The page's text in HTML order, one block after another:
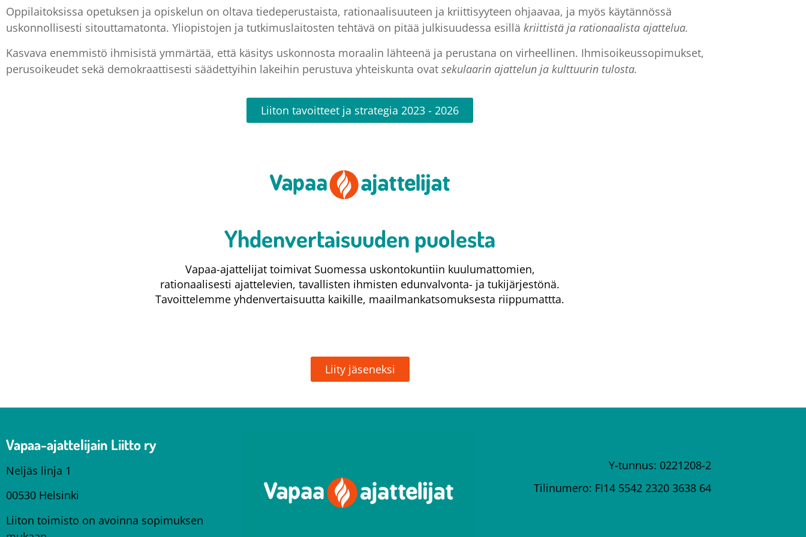
Oppilaitoksissa opetuksen ja opiskelun on oltava tiedeperustaista, rationaalisuuteen ja kriittisyyteen ohjaavaa, ja myös käytännössä
uskonnollisesti sitouttamatonta. Yliopistojen ja tutkimuslaitosten tehtävä on pitää julkisuudessa esillä kriittistä ja rationaalista ajattelua.
Kasvava enemmistö ihmisistä ymmärtää, että käsitys uskonnosta moraalin lähteenä ja perustana on virheellinen. Ihmisoikeussopimukset,
perusoikeudet sekä demokraattisesti säädettyihin lakeihin perustuva yhteiskunta ovat sekulaarin ajattelun ja kulttuurin tulosta.
Liiton tavoitteet ja strategia 2023 - 2026
Yhdenvertaisuuden puolesta​
Vapaa-ajattelijat toimivat Suomessa uskontokuntiin kuulumattomien,
rationaalisesti ajattelevien, tavallisten ihmisten edunvalvonta- ja tukijärjestönä.
Tavoittelemme yhdenvertaisuutta kaikille, maailmankatsomuksesta riippumattta.
Liity jäseneksi
Vapaa-ajattelijain Liitto ry
Neljäs linja 1
00530 Helsinki
Liiton toimisto on avoinna sopimuksen
Y-tunnus: 0221208-2
Tilinumero: FI14 5542 2320 3638 64